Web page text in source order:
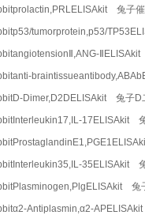
兔子
tumorprotein,p53/
Dimer,D2DELISAkit 兔子D
17ELISAkit
35ELISAkit
兔
Antiplasmin,α2-